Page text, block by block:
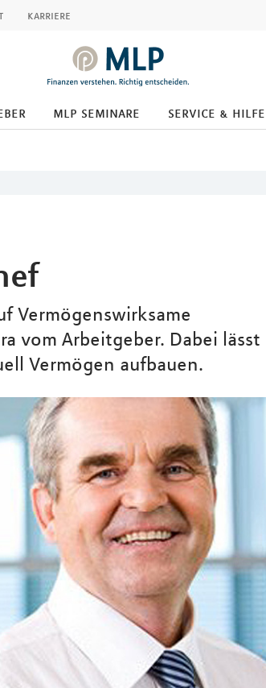
karriere
mlp seminare service & hilfe
Vermögenswirksame
vom Arbeitgeber. Dabei lässt
Vermögen aufbauen.